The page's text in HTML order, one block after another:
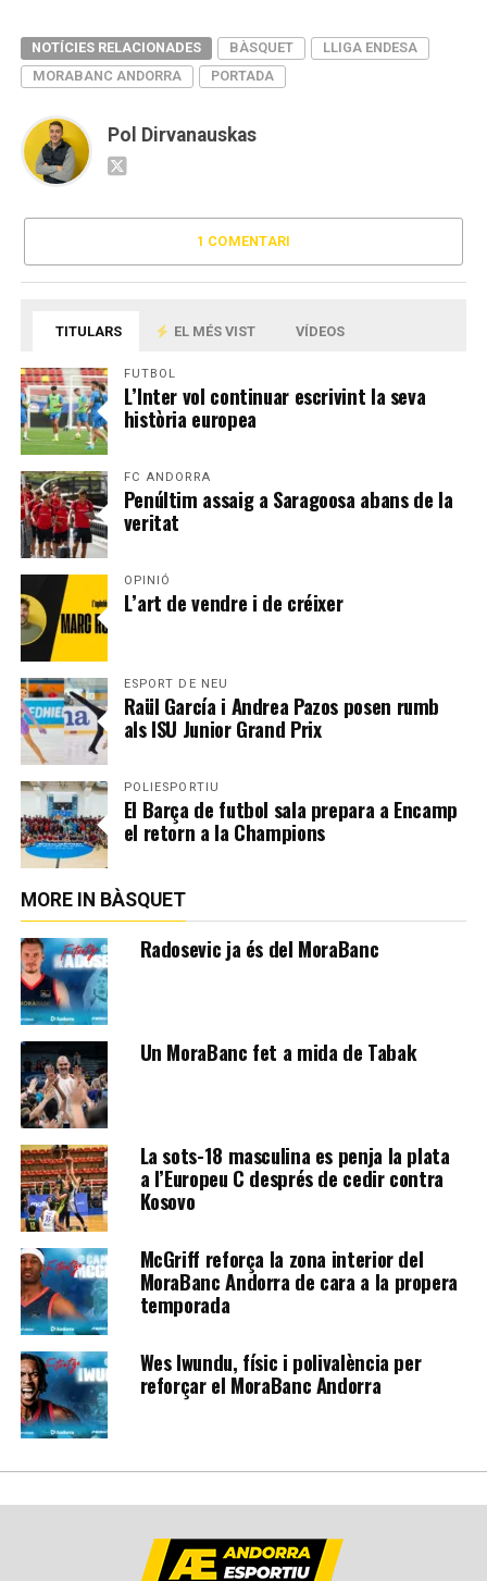
NOTÍCIES RELACIONADES BÀSQUET
LLIGA ENDESA
MORABANC ANDORRA
PORTADA
Pol Dirvanauskas
1 COMENTARI
TITULARS EL MÉS VIST VÍDEOS
FUTBOL
L’Inter vol continuar escrivint la seva
història europea
FC ANDORRA
Penúltim assaig a Saragoosa abans de la
veritat
OPINIÓ
L’art de vendre i de créixer
ESPORT DE NEU
Raül García i Andrea Pazos posen rumb
als ISU Junior Grand Prix
POLIESPORTIU
El Barça de futbol sala prepara a Encamp
el retorn a la Champions
MORE IN BÀSQUET
Radosevic ja és del MoraBanc
Un MoraBanc fet a mida de Tabak
La sots-18 masculina es penja la plata
a l’Europeu C després de cedir contra
Kosovo
McGriff reforça la zona interior del
MoraBanc Andorra de cara a la propera
temporada
Wes Iwundu, físic i polivalència per
reforçar el MoraBanc Andorra